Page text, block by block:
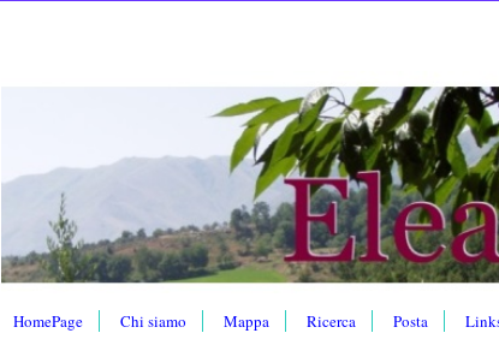
HomePage Chi siamo Mappa Ricerca Posta